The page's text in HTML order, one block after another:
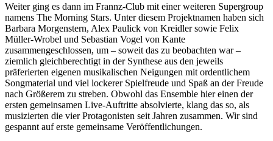
Weiter ging es dann im Frannz-Club mit einer weiteren Supergroup
namens The Morning Stars. Unter diesem Projektnamen haben sich
Barbara Morgenstern, Alex Paulick von Kreidler sowie Felix
Müller-Wrobel und Sebastian Vogel von Kante
zusammengeschlossen, um – soweit das zu beobachten war –
ziemlich gleichberechtigt in der Synthese aus den jeweils
präferierten eigenen musikalischen Neigungen mit ordentlichem
Songmaterial und viel lockerer Spielfreude und Spaß an der Freude
nach Größerem zu streben. Obwohl das Ensemble hier einen der
ersten gemeinsamen Live-Auftritte absolvierte, klang das so, als
musizierten die vier Protagonisten seit Jahren zusammen. Wir sind
gespannt auf erste gemeinsame Veröffentlichungen.